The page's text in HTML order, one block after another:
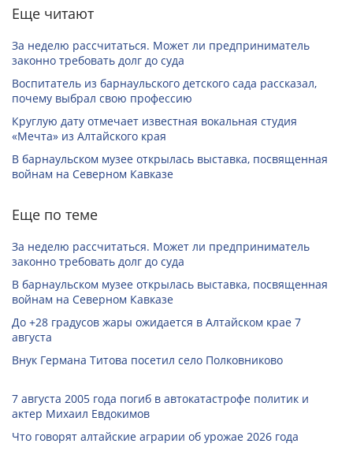
Еще читают
За неделю рассчитаться. Может ли предприниматель
законно требовать долг до суда
Воспитатель из барнаульского детского сада рассказал,
почему выбрал свою профессию
Круглую дату отмечает известная вокальная студия
«Мечта» из Алтайского края
В барнаульском музее открылась выставка, посвященная
войнам на Северном Кавказе
Еще по теме
За неделю рассчитаться. Может ли предприниматель
законно требовать долг до суда
В барнаульском музее открылась выставка, посвященная
войнам на Северном Кавказе
До +28 градусов жары ожидается в Алтайском крае 7
августа
Внук Германа Титова посетил село Полковниково
7 августа 2005 года погиб в автокатастрофе политик и
актер Михаил Евдокимов
Что говорят алтайские аграрии об урожае 2026 года